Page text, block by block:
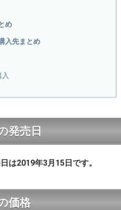
め
入先まとめ
発売日
は2019年3月15日です。
価格